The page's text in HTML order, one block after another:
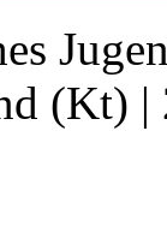
(Kt) |